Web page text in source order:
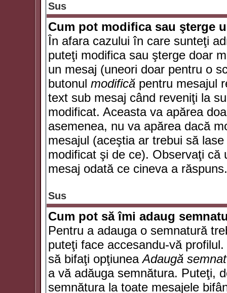
Sus
Cum pot modifica sau şterge
În afara cazului în care sunteţi
puteţi modifica sau şterge doar
un mesaj (uneori doar pentru o
butonul modifică pentru mesajul
text sub mesaj când reveniţi la
modificat. Aceasta va apărea
asemenea, nu va apărea dacă
mesajul (aceştia ar trebui să
modificat şi de ce). Observaţi că
mesaj odată ce cineva a răspuns.
Sus
Cum pot să îmi adaug
Pentru a adauga o semnatură
puteţi face accesandu-vă
să bifaţi opţiuneaAdaugă
a vă adăuga semnătura. Puteţi,
semnătura la toate mesajele